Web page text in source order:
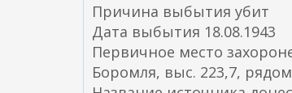
Причина выбытия убит
Дата выбытия 18.08.1943
Первичное место
Боромля, выс. 223,7, рядом